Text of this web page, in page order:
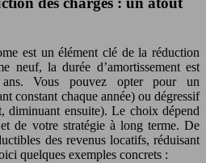
est un élément clé de la réduction
neuf, la durée d’amortissement est
Vous pouvez opter pour un
constant chaque année) ou dégressif
diminuant ensuite). Le choix dépend
de votre stratégie à long terme. De
des revenus locatifs, réduisant
quelques exemples concrets :